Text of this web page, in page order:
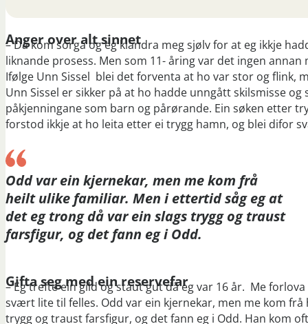
Anger over alt sinnet
– Då kom sorga og eg klandra meg sjølv for at eg ikkje
liknande prosess. Men som 11- åring var det ingen
Ifølge Unn Sissel blei det forventa at ho var stor og flink,
Unn Sissel er sikker på at ho hadde unngått skilsmisse
påkjenningane som barn og pårørande. Ein søken etter
forstod ikkje at ho leita etter ei trygg hamn, og blei difor
Odd var ein kjernekar, men me kom frå
heilt ulike familiar. Men i ettertid såg eg at
det eg trong då var ein slags trygg og traust
farsfigur, og det fann eg i Odd.
Gifta seg med ein reservefar
– Eg trefte ein gild og staut gut då eg var 16 år. Me
svært lite til felles. Odd var ein kjernekar, men me kom
trygg og traust farsfigur, og det fann eg i Odd. Han kom